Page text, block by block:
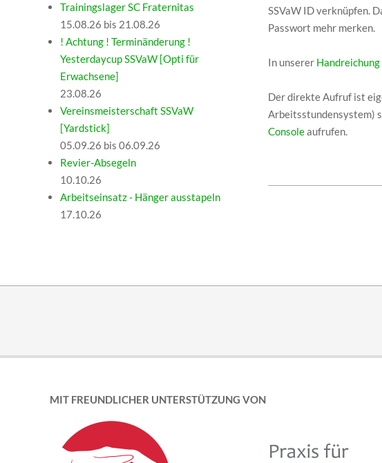
SSVaW ID verknüpfen.
Passwort mehr merken.
In unserer Handreichung
Der direkte Aufruf ist
Arbeitsstundensystem)
Consoleaufrufen.
Trainingslager SC Fraternitas
15.08.26 bis 21.08.26
! Achtung ! Terminänderung !
Yesterdaycup SSVaW [Opti für
Erwachsene]
23.08.26
Vereinsmeisterschaft SSVaW
[Yardstick]
05.09.26 bis 06.09.26
Revier-Absegeln
10.10.26
Arbeitseinsatz - Hänger ausstapeln
17.10.26
MIT FREUNDLICHER UNTERSTÜTZUNG VON